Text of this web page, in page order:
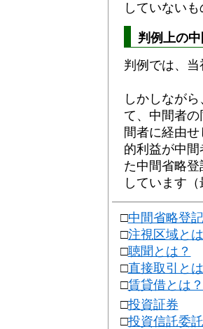
していない
判例上の
判例では、
しかしなが
て、中間者
間者に経由
的利益が中
た中間省略
しています
□中間省略登
□注視区域と
□聴聞とは？
□直接取引と
□賃貸借とは？
□投資証券
□投資信託委